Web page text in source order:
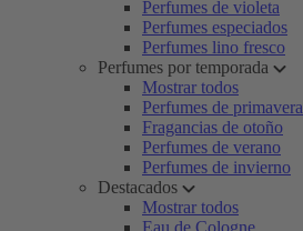
Perfumes de violeta
Perfumes especiados
Perfumes lino fresco
Perfumes por temporada
Mostrar todos
Perfumes de primavera
Fragancias de otoño
Perfumes de verano
Perfumes de invierno
Destacados
Mostrar todos
Eau de Cologne